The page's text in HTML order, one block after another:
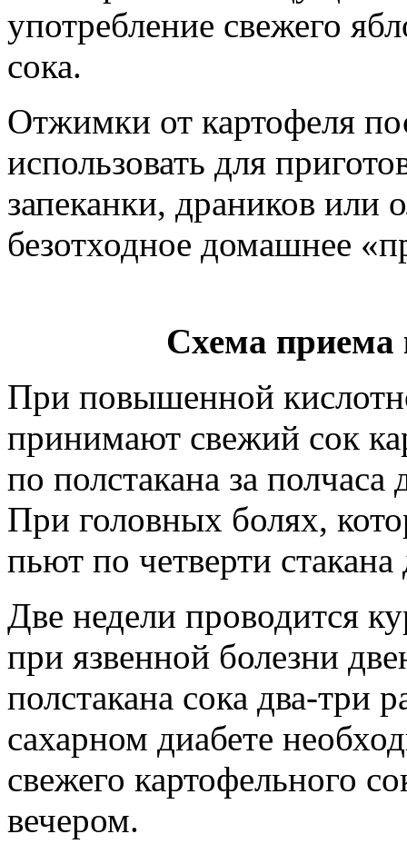
употребление свежего
сока.
Отжимки от картофеля
использовать для
запеканки, драников или
безотходное домашнее
Схема приема
При повышенной
принимают свежий сок
по полстакана за
При головных болях,
пьют по четверти
Две недели проводится
при язвенной болезни
полстакана сока два-три
сахарном диабете
свежего картофельного
вечером.